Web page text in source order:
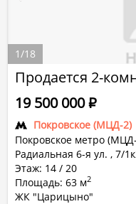
Продается 2-
Покровское (МЦД-2)
Покровское метро
Радиальная 6-я ул. , 7/
Этаж: 14 / 20
Площадь: 63 м2
ЖК "Царицыно"
19 500 000Р
1/18